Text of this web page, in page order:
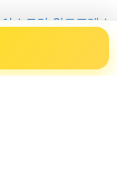
아스트라 워드프레스